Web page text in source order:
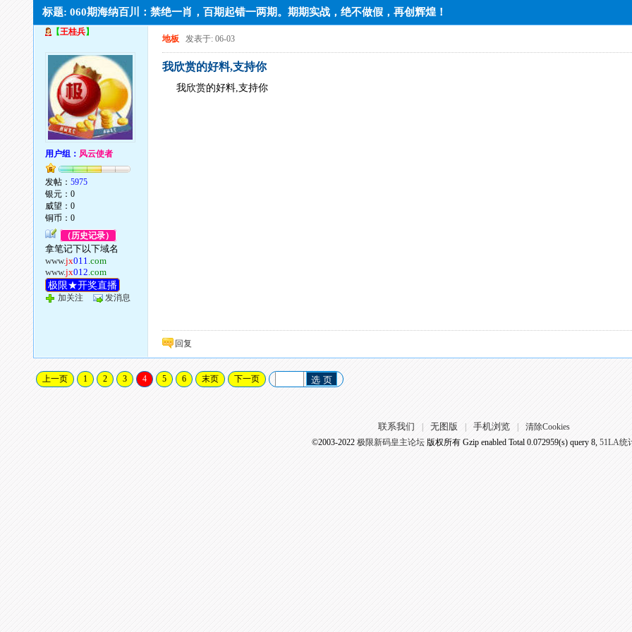
标题: 060期海纳百川：禁绝一肖，百期起错一两期。期期实战，绝不做假，再创辉煌！
【王桂兵】
用户组： 风云使者
发帖：5975
银元：0
威望：0
铜币：0
（历史记录）
拿笔记下以下域名
www.jx011.com
www.jx012.com
极限★开奖直播
加关注 发消息
地板 发表于: 06-03
我欣赏的好料,支持你
我欣赏的好料,支持你
回复
上一页 1 2 3 4 5 6 末页 下一页 选 页
联系我们 无图版 手机浏览
清除Cookies
©2003-2022 极限新码皇主论坛版权所有 Gzip enabled Total 0.072959(s) query 8, 51LA统